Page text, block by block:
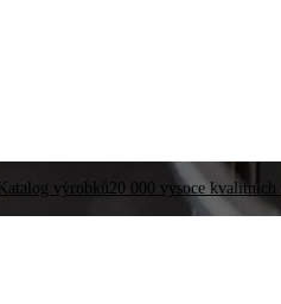
Katalog výrobků20 000 vysoce